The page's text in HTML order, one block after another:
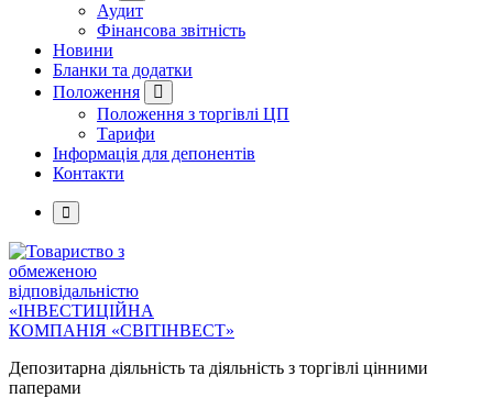
Аудит
Фінансова звітність
Новини
Бланки та додатки
Положення
Положення з торгівлі ЦП
Тарифи
Інформація для депонентів
Контакти
Депозитарна діяльність та діяльність з торгівлі цінними
паперами